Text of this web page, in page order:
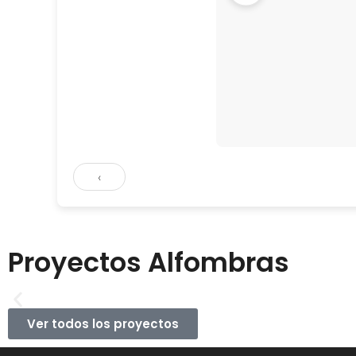
‹
Proyectos Alfombras
Ver todos los proyectos